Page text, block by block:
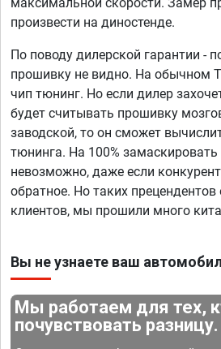
произвести на диностенде.
По поводу дилерской гарантии -
прошивку не видно. На обычном
чип тюнинг. Но если дилер
будет считывать прошивку
заводской, то он сможет
тюнинга. На 100%
невозможно, даже если
обратное. Но таких
клиентов, мы прошили много
Вы не узнаете ваш
Мы работаем для тех,
почувствовать разницу.